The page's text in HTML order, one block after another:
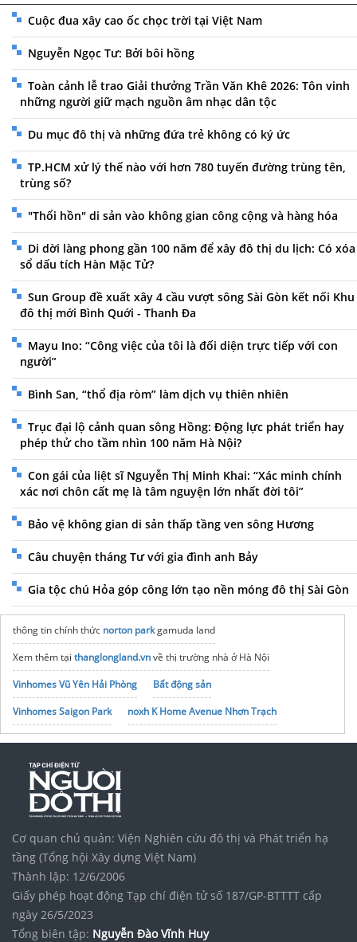
Cuộc đua xây cao ốc chọc trời tại Việt Nam
Nguyễn Ngọc Tư: Bởi bôi hồng
Toàn cảnh lễ trao Giải thưởng Trần Văn Khê 2026: Tôn vinh
những người giữ mạch nguồn âm nhạc dân tộc
Du mục đô thị và những đứa trẻ không có ký ức
TP.HCM xử lý thế nào với hơn 780 tuyến đường trùng tên,
trùng số?
"Thổi hồn" di sản vào không gian công cộng và hàng hóa
Di dời làng phong gần 100 năm để xây đô thị du lịch: Có xóa
sổ dấu tích Hàn Mặc Tử?
Sun Group đề xuất xây 4 cầu vượt sông Sài Gòn kết nối Khu
đô thị mới Bình Quới - Thanh Đa
Mayu Ino: “Công việc của tôi là đối diện trực tiếp với con
người”
Bình San, “thổ địa ròm” làm dịch vụ thiên nhiên
Trục đại lộ cảnh quan sông Hồng: Động lực phát triển hay
phép thử cho tầm nhìn 100 năm Hà Nội?
Con gái của liệt sĩ Nguyễn Thị Minh Khai: “Xác minh chính
xác nơi chôn cất mẹ là tâm nguyện lớn nhất đời tôi”
Bảo vệ không gian di sản thấp tầng ven sông Hương
Câu chuyện tháng Tư với gia đình anh Bảy
Gia tộc chú Hỏa góp công lớn tạo nền móng đô thị Sài Gòn
thông tin chính thức norton parkgamuda land
Xem thêm tại thanglongland.vnvề thị trường nhà ở Hà Nội
Vinhomes Vũ Yên Hải Phòng
Bất động sản
Vinhomes Saigon Park
noxh K Home Avenue Nhơn Trạch
Tập đoàn Bcons Group
Cơ quan chủ quản: Viện Nghiên cứu đô thị và Phát triển hạ
tầng (Tổng hội Xây dựng Việt Nam)
Thành lập: 12/6/2006
Giấy phép hoạt động Tạp chí điện tử số 187/GP-BTTTT cấp
ngày 26/5/2023
Tổng biên tập: Nguyễn Đào Vĩnh Huy